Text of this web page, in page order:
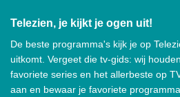
Telezien, je kijkt je ogen uit!
De beste programma's kijk je op
uitkomt. Vergeet die tv-gids: wij
favoriete series en het allerbeste op
aan en bewaar je favoriete